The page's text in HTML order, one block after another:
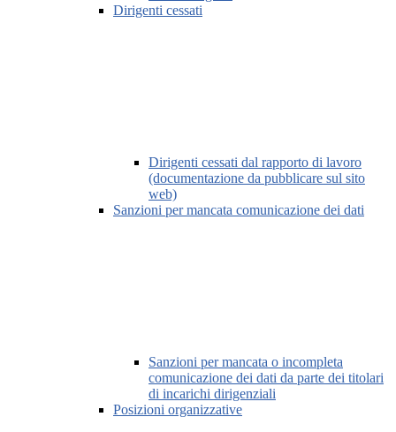
Dirigenti cessati
Dirigenti cessati dal rapporto di lavoro
(documentazione da pubblicare sul sito
web)
Sanzioni per mancata comunicazione dei dati
Sanzioni per mancata o incompleta
comunicazione dei dati da parte dei titolari
di incarichi dirigenziali
Posizioni organizzative